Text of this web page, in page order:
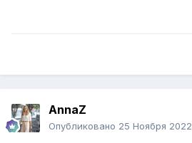
AnnaZ
Опубликовано 25 Ноября 2022